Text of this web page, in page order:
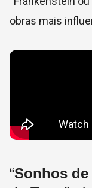
obras mais
“Sonhos de